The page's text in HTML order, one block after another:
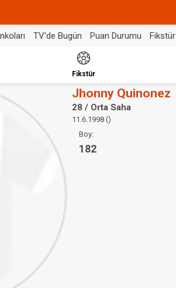
TV'de Bugün Puan Durumu Fikstür
Fikstür
Jhonny Quinonez
28 / Orta Saha
11.6.1998 ()
Boy:
182